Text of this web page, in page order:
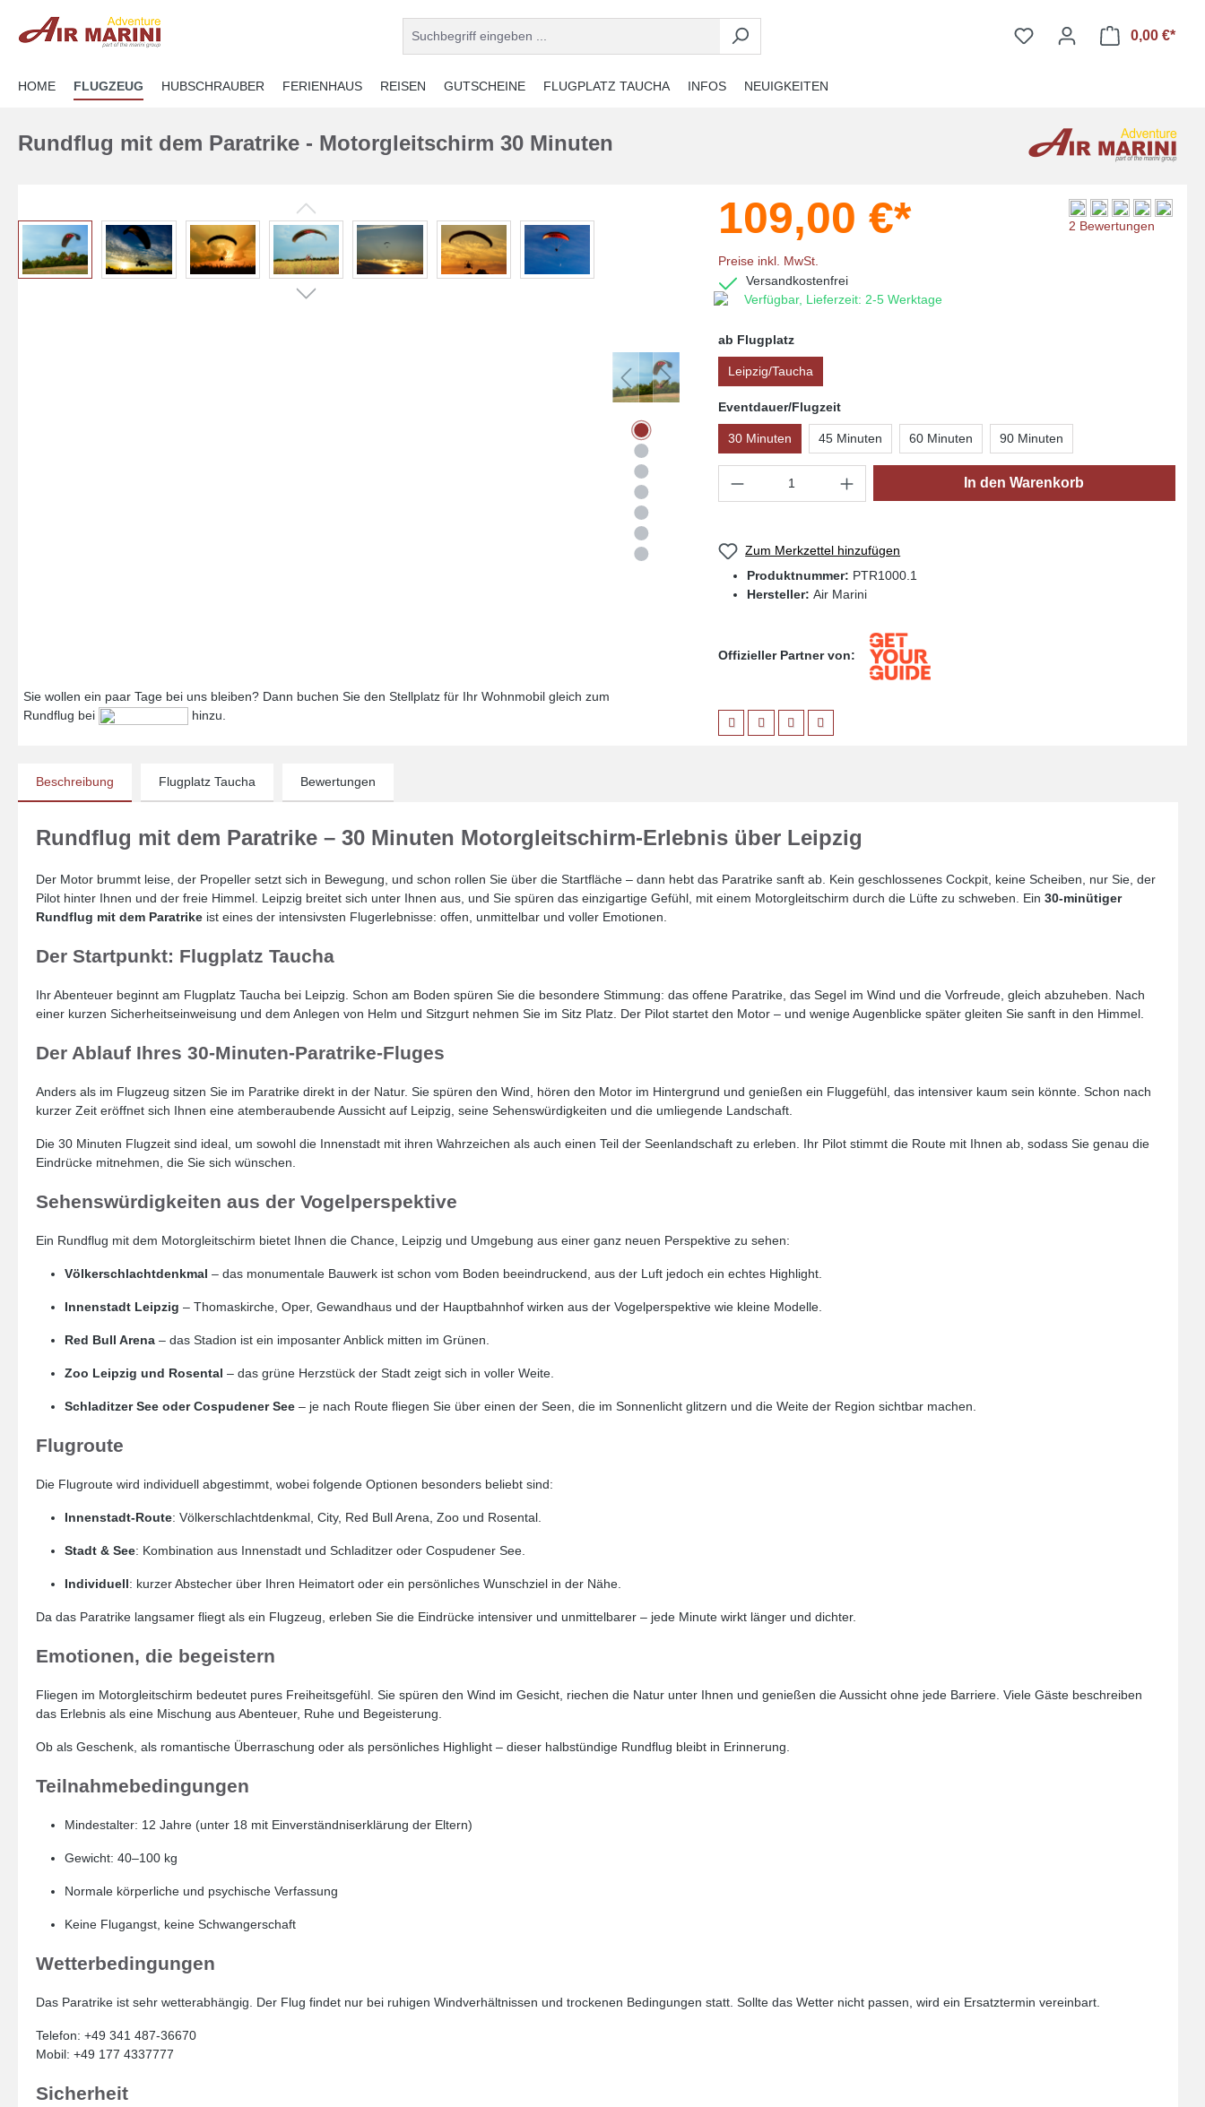
Zur Hauptnavigation springen
0,00 €*
HOME FLUGZEUG HUBSCHRAUBER FERIENHAUS REISEN GUTSCHEINE FLUGPLATZ TAUCHA INFOS NEUIGKEITEN
Rundflug mit dem Paratrike - Motorgleitschirm 30 Minuten
109,00 €*
Preise inkl. MwSt.
Durchschnittliche
2 Bewertungen
Versandkostenfrei
Verfügbar, Lieferzeit: 2-5 Werktage
ab Flugplatz
Leipzig/Taucha
Eventdauer/Flugzeit
30 Minuten 45 Minuten 60 Minuten 90 Minuten
Produkt Anzahl: Gib den gewünschten Wert ein
In den Warenkorb
Zum Merkzettel hinzufügen
Produktnummer: PTR1000.1
Hersteller:Air Marini
Offizieller Partner von:
Sie wollen ein paar Tage bei uns bleiben? Dann buchen Sie den Stellplatz für Ihr Wohnmobil gleich zum
Rundflug bei
hinzu.
Beschreibung Flugplatz Taucha Bewertungen
Rundflug mit dem Paratrike – 30 Minuten Motorgleitschirm-Erlebnis über Leipzig
Der Motor brummt leise, der Propeller setzt sich in Bewegung, und schon rollen Sie über die Startfläche – dann hebt das Paratrike sanft ab. Kein geschlossenes Cockpit, keine Scheiben, nur Sie, der
Pilot hinter Ihnen und der freie Himmel. Leipzig breitet sich unter Ihnen aus, und Sie spüren das einzigartige Gefühl, mit einem Motorgleitschirm durch die Lüfte zu schweben. Ein 30-minütiger
Rundflug mit dem Paratrike ist eines der intensivsten Flugerlebnisse: offen, unmittelbar und voller Emotionen.
Der Startpunkt: Flugplatz Taucha
Ihr Abenteuer beginnt am Flugplatz Taucha bei Leipzig. Schon am Boden spüren Sie die besondere Stimmung: das offene Paratrike, das Segel im Wind und die Vorfreude, gleich abzuheben. Nach
einer kurzen Sicherheitseinweisung und dem Anlegen von Helm und Sitzgurt nehmen Sie im Sitz Platz. Der Pilot startet den Motor – und wenige Augenblicke später gleiten Sie sanft in den Himmel.
Der Ablauf Ihres 30-Minuten-Paratrike-Fluges
Anders als im Flugzeug sitzen Sie im Paratrike direkt in der Natur. Sie spüren den Wind, hören den Motor im Hintergrund und genießen ein Fluggefühl, das intensiver kaum sein könnte. Schon nach
kurzer Zeit eröffnet sich Ihnen eine atemberaubende Aussicht auf Leipzig, seine Sehenswürdigkeiten und die umliegende Landschaft.
Die 30 Minuten Flugzeit sind ideal, um sowohl die Innenstadt mit ihren Wahrzeichen als auch einen Teil der Seenlandschaft zu erleben. Ihr Pilot stimmt die Route mit Ihnen ab, sodass Sie genau die
Eindrücke mitnehmen, die Sie sich wünschen.
Sehenswürdigkeiten aus der Vogelperspektive
Ein Rundflug mit dem Motorgleitschirm bietet Ihnen die Chance, Leipzig und Umgebung aus einer ganz neuen Perspektive zu sehen:
Völkerschlachtdenkmal – das monumentale Bauwerk ist schon vom Boden beeindruckend, aus der Luft jedoch ein echtes Highlight.
Innenstadt Leipzig – Thomaskirche, Oper, Gewandhaus und der Hauptbahnhof wirken aus der Vogelperspektive wie kleine Modelle.
Red Bull Arena – das Stadion ist ein imposanter Anblick mitten im Grünen.
Zoo Leipzig und Rosental – das grüne Herzstück der Stadt zeigt sich in voller Weite.
Schladitzer See oder Cospudener See – je nach Route fliegen Sie über einen der Seen, die im Sonnenlicht glitzern und die Weite der Region sichtbar machen.
Flugroute
Die Flugroute wird individuell abgestimmt, wobei folgende Optionen besonders beliebt sind:
Innenstadt-Route: Völkerschlachtdenkmal, City, Red Bull Arena, Zoo und Rosental.
Stadt & See: Kombination aus Innenstadt und Schladitzer oder Cospudener See.
Individuell: kurzer Abstecher über Ihren Heimatort oder ein persönliches Wunschziel in der Nähe.
Da das Paratrike langsamer fliegt als ein Flugzeug, erleben Sie die Eindrücke intensiver und unmittelbarer – jede Minute wirkt länger und dichter.
Emotionen, die begeistern
Fliegen im Motorgleitschirm bedeutet pures Freiheitsgefühl. Sie spüren den Wind im Gesicht, riechen die Natur unter Ihnen und genießen die Aussicht ohne jede Barriere. Viele Gäste beschreiben
das Erlebnis als eine Mischung aus Abenteuer, Ruhe und Begeisterung.
Ob als Geschenk, als romantische Überraschung oder als persönliches Highlight – dieser halbstündige Rundflug bleibt in Erinnerung.
Teilnahmebedingungen
Mindestalter: 12 Jahre (unter 18 mit Einverständniserklärung der Eltern)
Gewicht: 40–100 kg
Normale körperliche und psychische Verfassung
Keine Flugangst, keine Schwangerschaft
Wetterbedingungen
Das Paratrike ist sehr wetterabhängig. Der Flug findet nur bei ruhigen Windverhältnissen und trockenen Bedingungen statt. Sollte das Wetter nicht passen, wird ein Ersatztermin vereinbart.
Telefon: +49 341 487-36670
Mobil: +49 177 4337777
Sicherheit